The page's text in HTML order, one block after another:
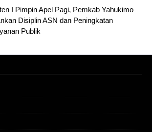
I Pimpin Apel Pagi, Pemkab Yahukimo
Disiplin ASN dan Peningkatan
Publik